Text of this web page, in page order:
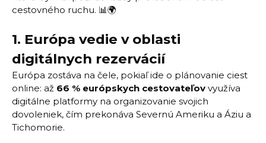
cestovného ruchu. 📊🌍
1. Európa vedie v oblasti
digitálnych rezervácií
Európa zostáva na čele, pokiaľ ide o plánovanie ciest
online: až 66 % európskych cestovateľov využíva
digitálne platformy na organizovanie svojich
dovoleniek, čím prekonáva Severnú Ameriku a Áziu a
Tichomorie.